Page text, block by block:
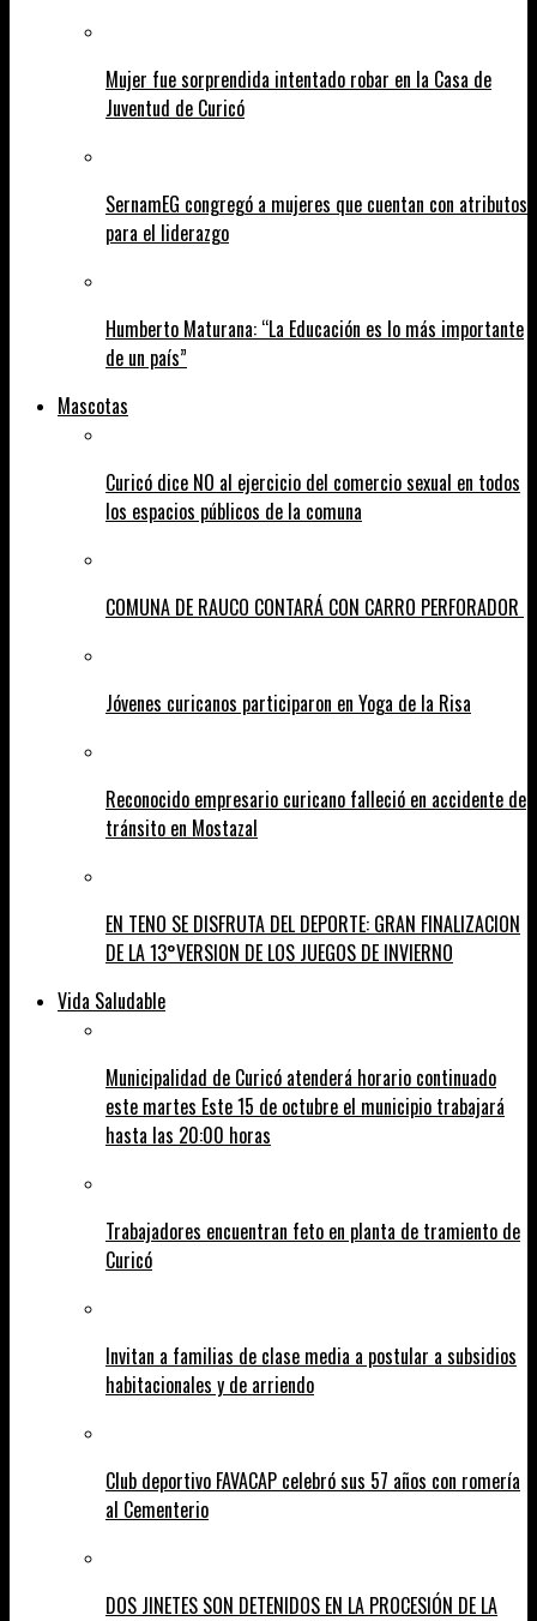
Mujer fue sorprendida intentado robar en la Casa de
Juventud de Curicó
SernamEG congregó a mujeres que cuentan con atributos
para el liderazgo
Humberto Maturana: “La Educación es lo más importante
de un país”
Mascotas
Curicó dice NO al ejercicio del comercio sexual en todos
los espacios públicos de la comuna
COMUNA DE RAUCO CONTARÁ CON CARRO PERFORADOR
Jóvenes curicanos participaron en Yoga de la Risa
Reconocido empresario curicano falleció en accidente de
tránsito en Mostazal
EN TENO SE DISFRUTA DEL DEPORTE: GRAN FINALIZACION
DE LA 13°VERSION DE LOS JUEGOS DE INVIERNO
Vida Saludable
Municipalidad de Curicó atenderá horario continuado
este martes Este 15 de octubre el municipio trabajará
hasta las 20:00 horas
Trabajadores encuentran feto en planta de tramiento de
Curicó
Invitan a familias de clase media a postular a subsidios
habitacionales y de arriendo
Club deportivo FAVACAP celebró sus 57 años con romería
al Cementerio
DOS JINETES SON DETENIDOS EN LA PROCESIÓN DE LA